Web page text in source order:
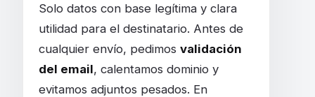
Solo datos con base legítima y clara
utilidad para el destinatario. Antes de
cualquier envío, pedimos validación
del email, calentamos dominio y
evitamos adjuntos pesados. En